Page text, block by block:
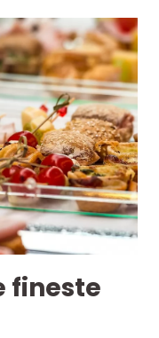
fineste